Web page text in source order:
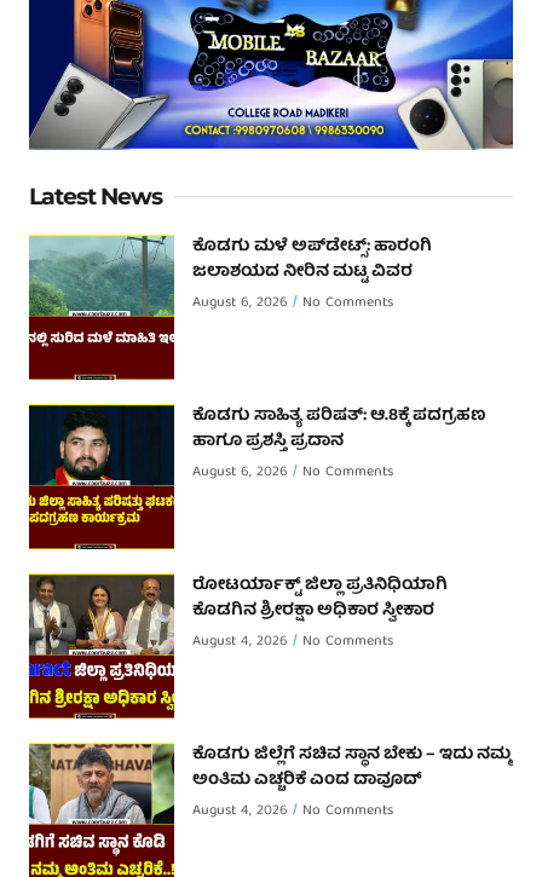
Latest News
ಕೊಡಗು ಮಳೆ ಅಪ್‌ಡೇಟ್ಸ್: ಹಾರಂಗಿ
ಜಲಾಶಯದ ನೀರಿನ ಮಟ್ಟ ವಿವರ
August 6, 2026 No Comments
ಕೊಡಗು ಸಾಹಿತ್ಯ ಪರಿಷತ್: ಆ.8ಕ್ಕೆ ಪದಗ್ರಹಣ
ಹಾಗೂ ಪ್ರಶಸ್ತಿ ಪ್ರದಾನ
August 6, 2026 No Comments
ರೋಟರ್ಯಾಕ್ಟ್ ಜಿಲ್ಲಾ ಪ್ರತಿನಿಧಿಯಾಗಿ
ಕೊಡಗಿನ ಶ್ರೀರಕ್ಷಾ ಅಧಿಕಾರ ಸ್ವೀಕಾರ
August 4, 2026 No Comments
ಕೊಡಗು ಜಿಲ್ಲೆಗೆ ಸಚಿವ ಸ್ಥಾನ ಬೇಕು – ಇದು ನಮ್ಮ
ಅಂತಿಮ ಎಚ್ಚರಿಕೆ ಎಂದ ದಾವೂದ್ ‌
August 4, 2026 No Comments